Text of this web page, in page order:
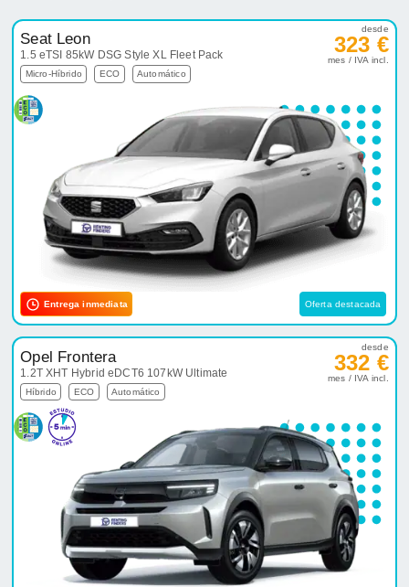
Seat Leon
1.5 eTSI 85kW DSG Style XL Fleet Pack
Micro-Híbrido ECO Automático
desde
323 €
mes / IVA incl.
Entrega inmediata Oferta destacada
Opel Frontera
1.2T XHT Hybrid eDCT6 107kW Ultimate
Híbrido ECO Automático
desde
332 €
mes / IVA incl.